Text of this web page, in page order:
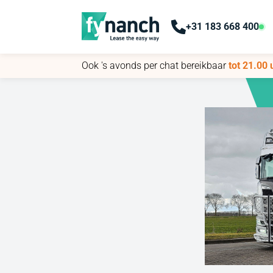
+31 183 668 400
Ook 's avonds per chat bereikbaartot 21.00
+31 183 668 400
Ook 's avonds per chat bereikbaartot 21.00